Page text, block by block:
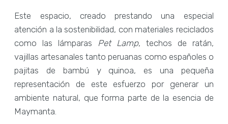
Este espacio, creado prestando una especial
atención a la sostenibilidad, con materiales reciclados
como las lámparas Pet Lamp, techos de ratán,
vajillas artesanales tanto peruanas como españoles o
pajitas de bambú y quinoa, es una pequeña
representación de este esfuerzo por generar un
ambiente natural, que forma parte de la esencia de
Maymanta.